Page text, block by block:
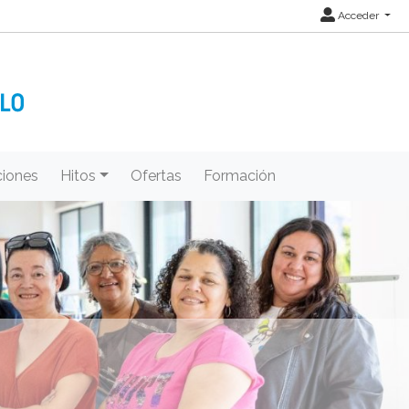
Acceder
Hitos Ofertas Formación